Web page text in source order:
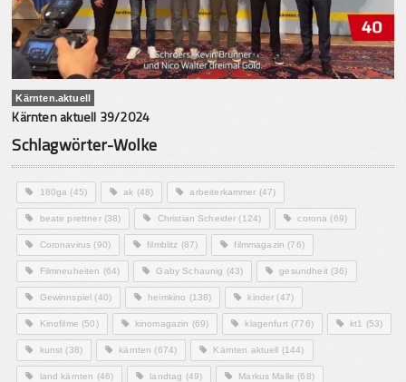
Kärnten.aktuell
Kärnten aktuell 39/2024
Schlagwörter-Wolke
180ga (45) ak (48) arbeiterkammer (47)
beate prettner(38) Christian Scheider (124) corona (69)
Coronavirus (90) filmblitz (87) filmmagazin (76)
Filmneuheiten (64) Gaby Schaunig (43) gesundheit(36)
Gewinnspiel (40) heimkino (138) kinder (47)
Kinofilme (50) kinomagazin (69) klagenfurt(776) kt1 (53)
kunst (38) kärnten (674) Kärnten aktuell (144)
land kärnten (46) landtag (49) Markus Malle (68)